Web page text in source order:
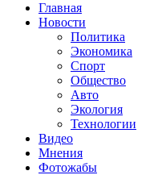
Главная
Новости
Политика
Экономика
Спорт
Общество
Авто
Экология
Технологии
Видео
Мнения
Фотожабы